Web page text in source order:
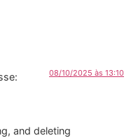
08/10/2025 às 13:10
and deleting